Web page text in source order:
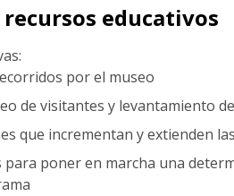
educativos
por el museo
de visitantes y levantamiento
que incrementan y extienden
para poner en marcha una